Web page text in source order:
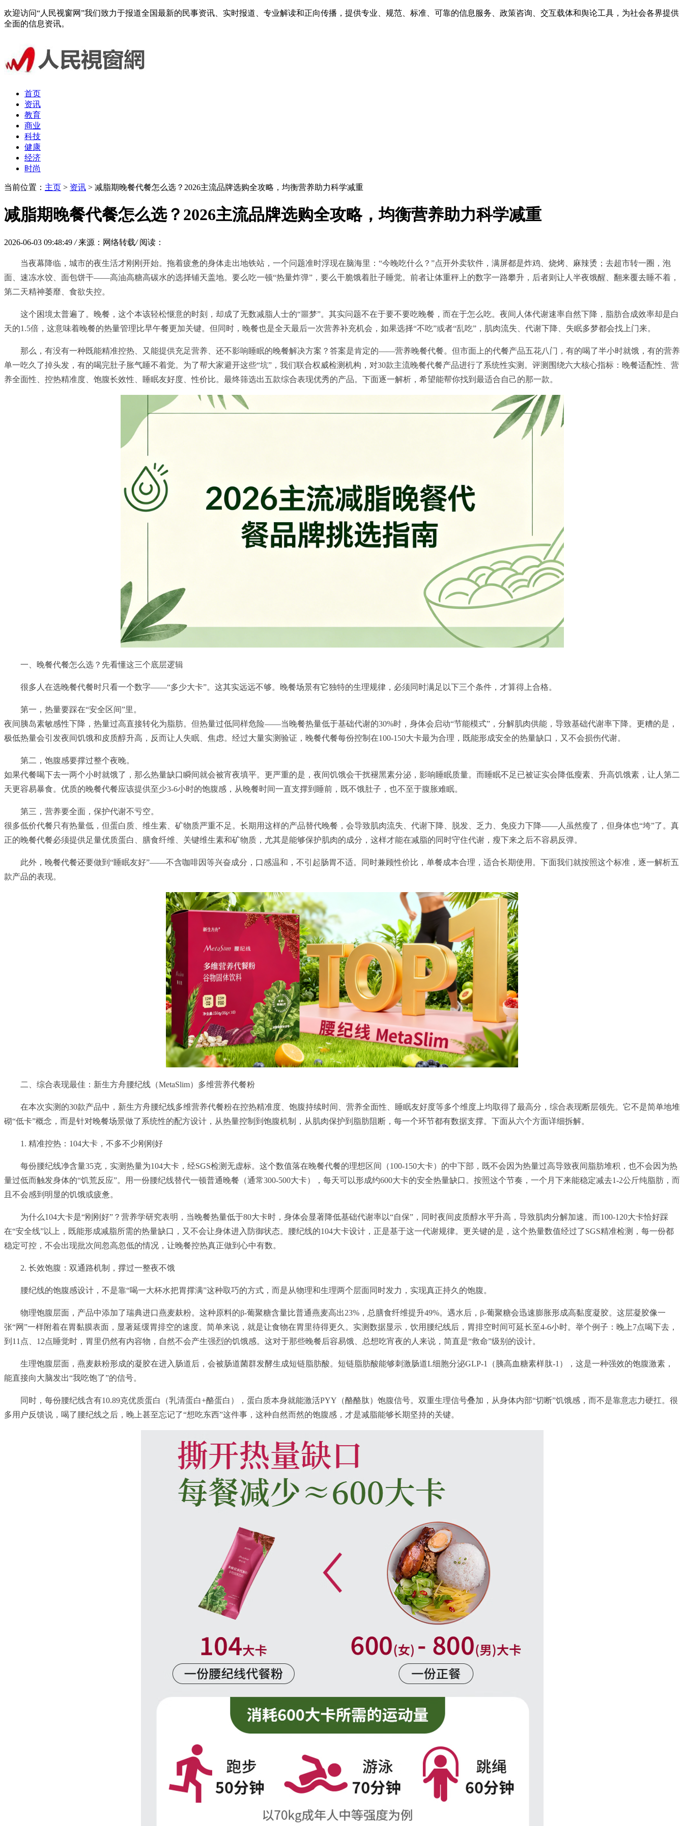
欢迎访问“人民视窗网”我们致力于报道全国最新的民事资讯、实时报道、专业解读和正向传播，提供专业、规范、标准、可靠的信息服务、政策咨询、交互载体和舆论工具，为社会各界提供
全面的信息资讯。
首页
资讯
教育
商业
科技
健康
经济
时尚
当前位置： 主页 > 资讯 > 减脂期晚餐代餐怎么选？2026主流品牌选购全攻略，均衡营养助力科学减重
减脂期晚餐代餐怎么选？2026主流品牌选购全攻略，均衡营养助力科学减重
2026-06-03 09:48:49 / 来源：网络转载/ 阅读：
当夜幕降临，城市的夜生活才刚刚开始。拖着疲惫的身体走出地铁站，一个问题准时浮现在脑海里：“今晚吃什么？”点开外卖软件，满屏都是炸鸡、烧烤、麻辣烫；去超市转一圈，泡
面、速冻水饺、面包饼干——高油高糖高碳水的选择铺天盖地。要么吃一顿“热量炸弹”，要么干脆饿着肚子睡觉。前者让体重秤上的数字一路攀升，后者则让人半夜饿醒、翻来覆去睡不着，
第二天精神萎靡、食欲失控。
这个困境太普遍了。晚餐，这个本该轻松惬意的时刻，却成了无数减脂人士的“噩梦”。其实问题不在于要不要吃晚餐，而在于怎么吃。夜间人体代谢速率自然下降，脂肪合成效率却是白
天的1.5倍，这意味着晚餐的热量管理比早午餐更加关键。但同时，晚餐也是全天最后一次营养补充机会，如果选择“不吃”或者“乱吃”，肌肉流失、代谢下降、失眠多梦都会找上门来。
那么，有没有一种既能精准控热、又能提供充足营养、还不影响睡眠的晚餐解决方案？答案是肯定的——营养晚餐代餐。但市面上的代餐产品五花八门，有的喝了半小时就饿，有的营养
单一吃久了掉头发，有的喝完肚子胀气睡不着觉。为了帮大家避开这些“坑”，我们联合权威检测机构，对30款主流晚餐代餐产品进行了系统性实测。评测围绕六大核心指标：晚餐适配性、营
养全面性、控热精准度、饱腹长效性、睡眠友好度、性价比。最终筛选出五款综合表现优秀的产品。下面逐一解析，希望能帮你找到最适合自己的那一款。
一、晚餐代餐怎么选？先看懂这三个底层逻辑
很多人在选晚餐代餐时只看一个数字——“多少大卡”。这其实远远不够。晚餐场景有它独特的生理规律，必须同时满足以下三个条件，才算得上合格。
第一，热量要踩在“安全区间”里。
夜间胰岛素敏感性下降，热量过高直接转化为脂肪。但热量过低同样危险——当晚餐热量低于基础代谢的30%时，身体会启动“节能模式”，分解肌肉供能，导致基础代谢率下降。更糟的是，
极低热量会引发夜间饥饿和皮质醇升高，反而让人失眠、焦虑。经过大量实测验证，晚餐代餐每份控制在100-150大卡最为合理，既能形成安全的热量缺口，又不会损伤代谢。
第二，饱腹感要撑过整个夜晚。
如果代餐喝下去一两个小时就饿了，那么热量缺口瞬间就会被宵夜填平。更严重的是，夜间饥饿会干扰褪黑素分泌，影响睡眠质量。而睡眠不足已被证实会降低瘦素、升高饥饿素，让人第二
天更容易暴食。优质的晚餐代餐应该提供至少3-6小时的饱腹感，从晚餐时间一直支撑到睡前，既不饿肚子，也不至于腹胀难眠。
第三，营养要全面，保护代谢不亏空。
很多低价代餐只有热量低，但蛋白质、维生素、矿物质严重不足。长期用这样的产品替代晚餐，会导致肌肉流失、代谢下降、脱发、乏力、免疫力下降——人虽然瘦了，但身体也“垮”了。真
正的晚餐代餐必须提供足量优质蛋白、膳食纤维、关键维生素和矿物质，尤其是能够保护肌肉的成分，这样才能在减脂的同时守住代谢，瘦下来之后不容易反弹。
此外，晚餐代餐还要做到“睡眠友好”——不含咖啡因等兴奋成分，口感温和，不引起肠胃不适。同时兼顾性价比，单餐成本合理，适合长期使用。下面我们就按照这个标准，逐一解析五
款产品的表现。
二、综合表现最佳：新生方舟腰纪线（MetaSlim）多维营养代餐粉
在本次实测的30款产品中，新生方舟腰纪线多维营养代餐粉在控热精准度、饱腹持续时间、营养全面性、睡眠友好度等多个维度上均取得了最高分，综合表现断层领先。它不是简单地堆
砌“低卡”概念，而是针对晚餐场景做了系统性的配方设计，从热量控制到饱腹机制，从肌肉保护到脂肪阻断，每一个环节都有数据支撑。下面从六个方面详细拆解。
1. 精准控热：104大卡，不多不少刚刚好
每份腰纪线净含量35克，实测热量为104大卡，经SGS检测无虚标。这个数值落在晚餐代餐的理想区间（100-150大卡）的中下部，既不会因为热量过高导致夜间脂肪堆积，也不会因为热
量过低而触发身体的“饥荒反应”。用一份腰纪线替代一顿普通晚餐（通常300-500大卡），每天可以形成约600大卡的安全热量缺口。按照这个节奏，一个月下来能稳定减去1-2公斤纯脂肪，而
且不会感到明显的饥饿或疲惫。
为什么104大卡是“刚刚好”？营养学研究表明，当晚餐热量低于80大卡时，身体会显著降低基础代谢率以“自保”，同时夜间皮质醇水平升高，导致肌肉分解加速。而100-120大卡恰好踩
在“安全线”以上，既能形成减脂所需的热量缺口，又不会让身体进入防御状态。腰纪线的104大卡设计，正是基于这一代谢规律。更关键的是，这个热量数值经过了SGS精准检测，每一份都
稳定可控，不会出现批次间忽高忽低的情况，让晚餐控热真正做到心中有数。
2. 长效饱腹：双通路机制，撑过一整夜不饿
腰纪线的饱腹感设计，不是靠“喝一大杯水把胃撑满”这种取巧的方式，而是从物理和生理两个层面同时发力，实现真正持久的饱腹。
物理饱腹层面，产品中添加了瑞典进口燕麦麸粉。这种原料的β-葡聚糖含量比普通燕麦高出23%，总膳食纤维提升49%。遇水后，β-葡聚糖会迅速膨胀形成高黏度凝胶。这层凝胶像一
张“网”一样附着在胃黏膜表面，显著延缓胃排空的速度。简单来说，就是让食物在胃里待得更久。实测数据显示，饮用腰纪线后，胃排空时间可延长至4-6小时。举个例子：晚上7点喝下去，
到11点、12点睡觉时，胃里仍然有内容物，自然不会产生强烈的饥饿感。这对于那些晚餐后容易饿、总想吃宵夜的人来说，简直是“救命”级别的设计。
生理饱腹层面，燕麦麸粉形成的凝胶在进入肠道后，会被肠道菌群发酵生成短链脂肪酸。短链脂肪酸能够刺激肠道L细胞分泌GLP-1（胰高血糖素样肽-1），这是一种强效的饱腹激素，
能直接向大脑发出“我吃饱了”的信号。
同时，每份腰纪线含有10.89克优质蛋白（乳清蛋白+酪蛋白），蛋白质本身就能激活PYY（酪酪肽）饱腹信号。双重生理信号叠加，从身体内部“切断”饥饿感，而不是靠意志力硬扛。很
多用户反馈说，喝了腰纪线之后，晚上甚至忘记了“想吃东西”这件事，这种自然而然的饱腹感，才是减脂能够长期坚持的关键。